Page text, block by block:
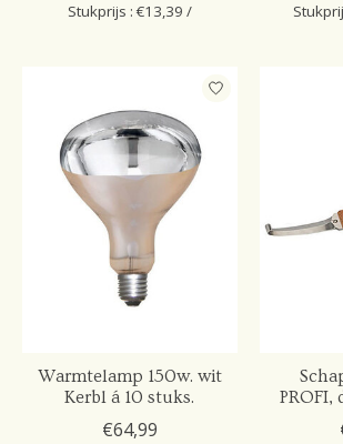
Stukprijs : €13,39 /
Warmtelamp 150w. wit
Kerbl á 10 stuks.
€64,99
PROFI,